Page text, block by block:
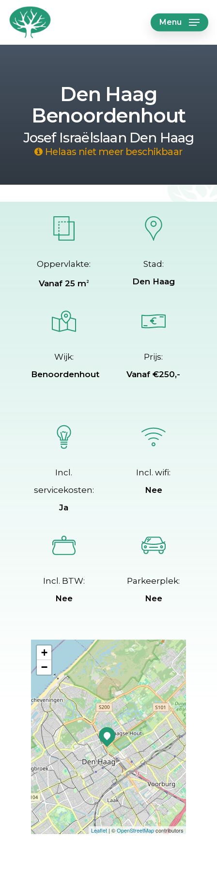
Skip
main
Menu
Den Haag
Benoordenhout
Josef Israëlslaan Den Haag
Helaas niet meer beschikbaar
Oppervlakte:
Vanaf 25 m 2
Stad:
Den Haag
Wijk:
Benoordenhout
Prijs:
Vanaf €250,-
Incl.
servicekosten:
Ja
Incl. wifi:
Nee
Incl. BTW:
Nee
Parkeerplek:
Nee
+
−
Leaflet | ©OpenStreetMapcontributors